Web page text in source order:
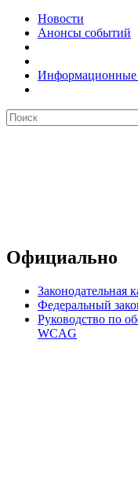
Новости
Анонсы событий
Информационные
Официально
Законодательная
Федеральный
Руководство по
WCAG